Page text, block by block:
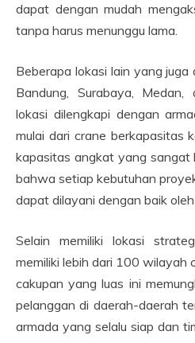
dapat dengan mudah
tanpa harus menunggu lama.
Beberapa lokasi lain yang juga
Bandung, Surabaya,
lokasi dilengkapi dengan
mulai dari crane berkapasitas
kapasitas angkat yang sangat
bahwa setiap kebutuhan
dapat dilayani dengan baik
Selain memiliki lokasi
memiliki lebih dari 100 wilayah
cakupan yang luas ini
pelanggan di daerah-daerah
armada yang selalu siap dan